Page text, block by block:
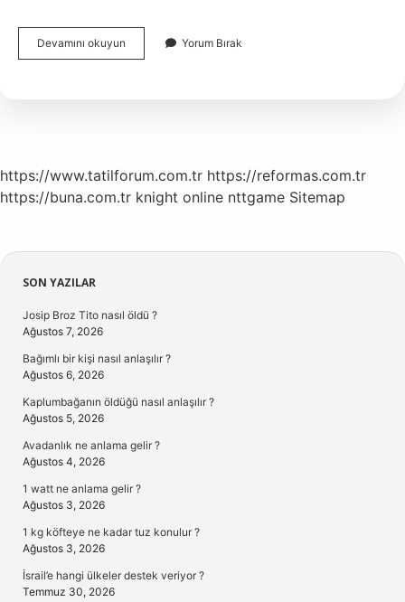
Devamını okuyun
Güvenliği
Yorum Bırak
https://www.tatilforum.com.tr https://reformas.com.tr
https://buna.com.tr knight online nttgame Sitemap
Sidebar
SON YAZILAR
Josip Broz Tito nasıl öldü ?
Ağustos 7, 2026
Bağımlı bir kişi nasıl anlaşılır ?
Ağustos 6, 2026
Kaplumbağanın öldüğü nasıl anlaşılır ?
Ağustos 5, 2026
Avadanlık ne anlama gelir ?
Ağustos 4, 2026
1 watt ne anlama gelir ?
Ağustos 3, 2026
1 kg köfteye ne kadar tuz konulur ?
Ağustos 3, 2026
İsrail’e hangi ülkeler destek veriyor ?
Temmuz 30, 2026